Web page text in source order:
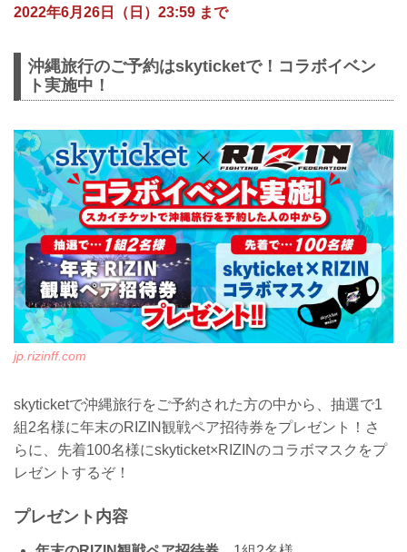
観覧へご招待！
【開催日時】
2022年7月1日（金）19:00〜21:00（予
首里天楼別邸
〒901-0305 沖縄県糸満市西崎町4-16-16
https://bt.suitenrou.com/
【参...
2022年6月26日（日）23:59 まで
沖縄旅行のご予約はskyticketで！コラボイベン
ト実施中！
jp.rizinff.com
skyticketで沖縄旅行をご予約された方の中から、抽選で1
組2名様に年末のRIZIN観戦ペア招待券をプレゼント！さ
らに、先着100名様にskyticket×RIZINのコラボマスクをプ
レゼントするぞ！
プレゼント内容